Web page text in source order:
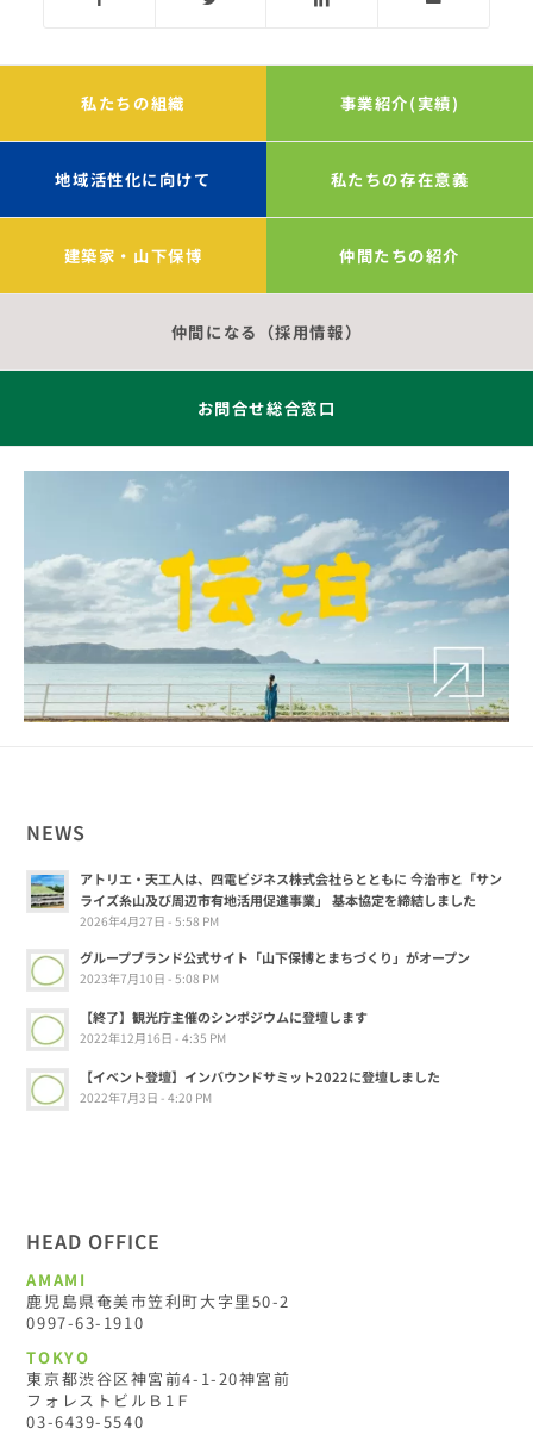
私たちの組織 事業紹介(実績)
地域活性化に向けて 私たちの存在意義
建築家・山下保博 仲間たちの紹介
仲間になる（採用情報）
お問合せ総合窓口
NEWS
アトリエ・天工人は、四電ビジネス株式会社らとともに 今治市と「サン
ライズ糸山及び周辺市有地活用促進事業」 基本協定を締結しました
2026年4月27日 - 5:58 PM
グループブランド公式サイト「山下保博とまちづくり」がオープン
2023年7月10日 - 5:08 PM
【終了】観光庁主催のシンポジウムに登壇します
2022年12月16日 - 4:35 PM
【イベント登壇】インバウンドサミット2022に登壇しました
2022年7月3日 - 4:20 PM
HEAD OFFICE
AMAMI
鹿児島県奄美市笠利町大字里50-2
0997-63-1910
TOKYO
東京都渋谷区神宮前4-1-20神宮前
フォレストビルＢ1Ｆ
03-6439-5540